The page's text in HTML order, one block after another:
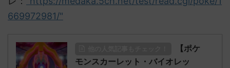
669972981/"
【ポケ
モンスカーレット・バイオレッ